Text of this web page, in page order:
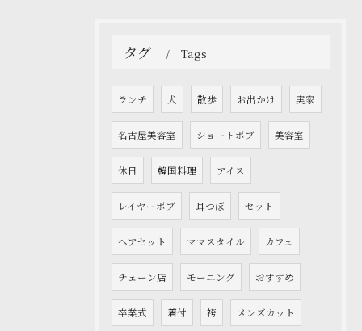
タグ Tags
ランチ 犬 散歩 お出かけ 実家
名古屋美容室 ショートボブ 美容室
休日 韓国料理 アイス
レイヤーボブ 耳つぼ セット
ヘアセット ママスタイル カフェ
チェーン店 モーニング おすすめ
卒業式 着付 袴 メンズカット